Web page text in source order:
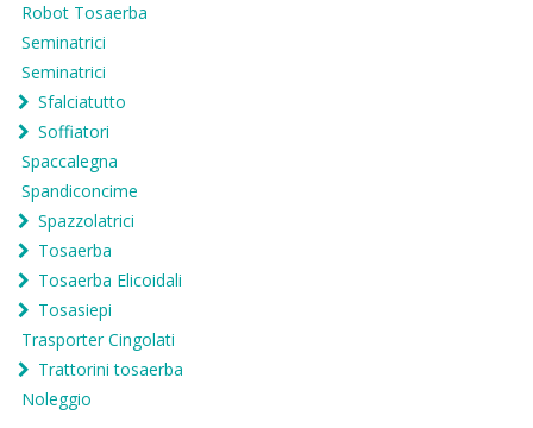
Robot Tosaerba
Seminatrici
Seminatrici
Sfalciatutto
Soffiatori
Spaccalegna
Spandiconcime
Spazzolatrici
Tosaerba
Tosaerba Elicoidali
Tosasiepi
Trasporter Cingolati
Trattorini tosaerba
Noleggio